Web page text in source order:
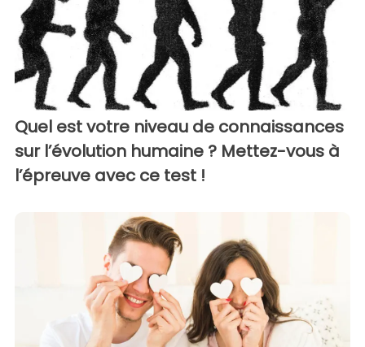
Quel est votre niveau de connaissances
sur l’évolution humaine ? Mettez-vous à
l’épreuve avec ce test !